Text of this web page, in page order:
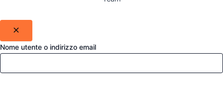
Nome utente o indirizzo email